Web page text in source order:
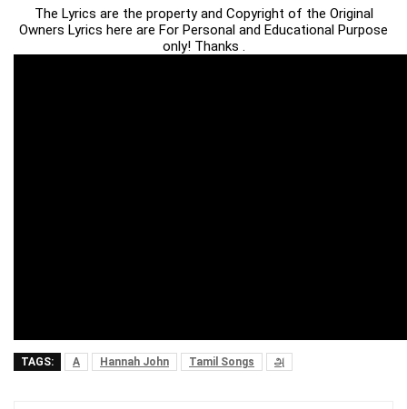
The Lyrics are the property and Copyright of the Original
Owners Lyrics here are For Personal and Educational Purpose
only! Thanks .
TAGS: A Hannah John Tamil Songs அ